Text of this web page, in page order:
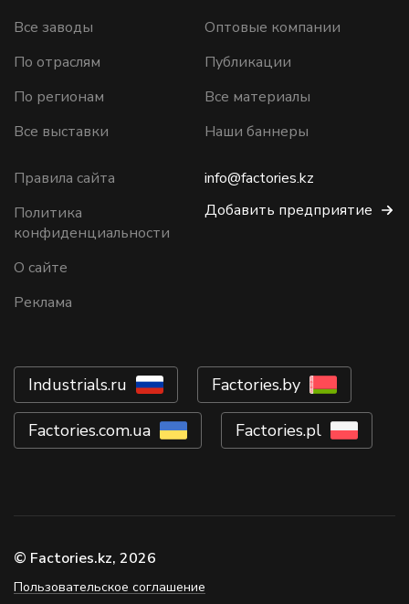
Все заводы
По отраслям
По регионам
Все выставки
Оптовые компании
Публикации
Все материалы
Наши баннеры
Правила сайта
Политика
конфиденциальности
О сайте
Реклама
info@factories.kz
Добавить предприятие
Industrials.ru Factories.by
Factories.com.ua Factories.pl
© Factories.kz, 2026
Пользовательское соглашение